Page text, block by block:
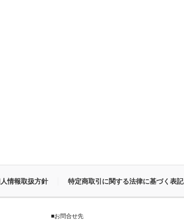
情報取扱方針 特定商取引に関する法律に基づく表記
■お問合せ先